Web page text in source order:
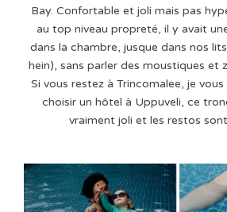
Bay. Confortable et joli mais pas
au top niveau propreté, il y avait
dans la chambre, jusque dans nos
hein), sans parler des moustiques et
Si vous restez à Trincomalee, je
choisir un hôtel à Uppuveli, ce
vraiment joli et les restos